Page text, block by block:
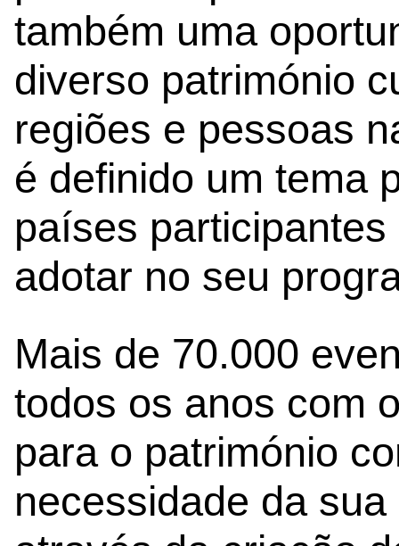
também uma
diverso património
regiões e pessoas
é definido um tema
países
adotar no seu
Mais de 70.000
todos os anos com
para o património
necessidade da